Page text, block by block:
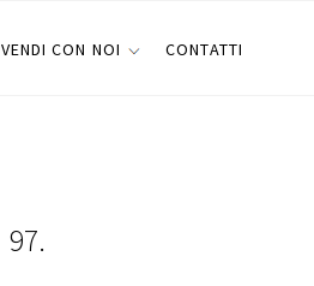
VENDI CON NOI CONTATTI
97